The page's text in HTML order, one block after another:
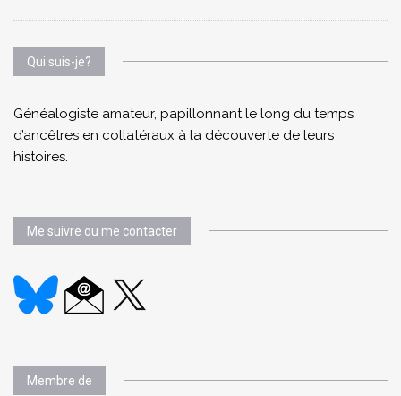
Qui suis-je?
Généalogiste amateur, papillonnant le long du temps
d’ancêtres en collatéraux à la découverte de leurs
histoires.
Me suivre ou me contacter
Membre de